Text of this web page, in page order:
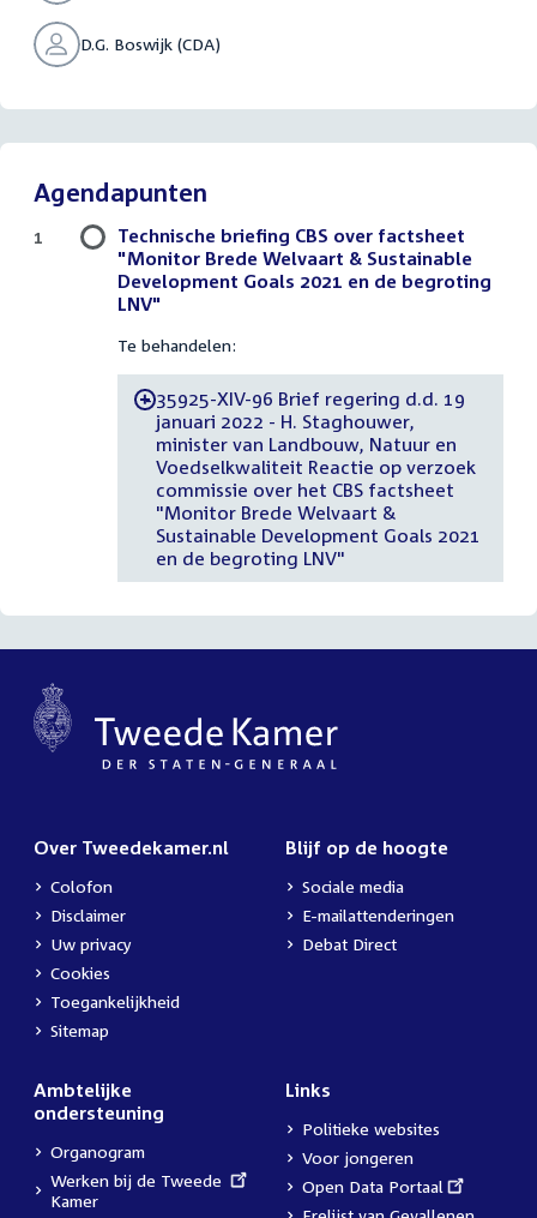
D.G. Boswijk (CDA)
Agendapunten
Technische briefing CBS over factsheet
"Monitor Brede Welvaart & Sustainable
Development Goals 2021 en de begroting
LNV"
Te behandelen:
-35925-XIV-96 Brief regering d.d. 19
januari 2022 - H. Staghouwer,
minister van Landbouw, Natuur en
Voedselkwaliteit Reactie op verzoek
commissie over het CBS factsheet
"Monitor Brede Welvaart &
Sustainable Development Goals 2021
en de begroting LNV"
1
Over Tweedekamer.nl
Colofon
Disclaimer
Uw privacy
Cookies
Toegankelijkheid
Sitemap
Blijf op de hoogte
Sociale media
E-mailattenderingen
Debat Direct
Ambtelijke
ondersteuning
Organogram
External
link:
Werken bij de Tweede
Kamer
Links
Politieke websites
Voor jongeren
External
link:
Open Data Portaal